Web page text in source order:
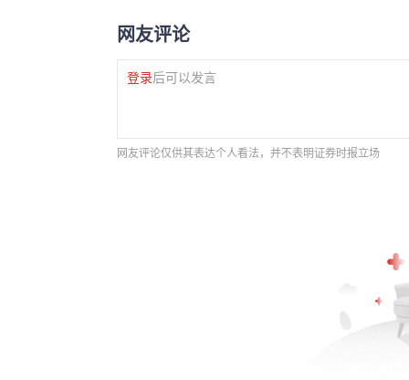
网友评论
登录后可以发言
网友评论仅供其表达个人看法，并不表明证券时报立场